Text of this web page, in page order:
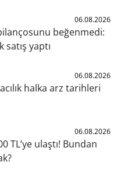
06.08.2026
beğenmedi:
satış yaptı
06.08.2026
halka arz tarihleri
06.08.2026
TL’ye ulaştı! Bundan